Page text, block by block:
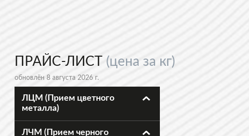
ПРАЙС-ЛИСТ (цена за кг)
обновлён 8 августа 2026 г.
ЛЦМ (Прием цветного
металла)
ЛЧМ (Прием черного